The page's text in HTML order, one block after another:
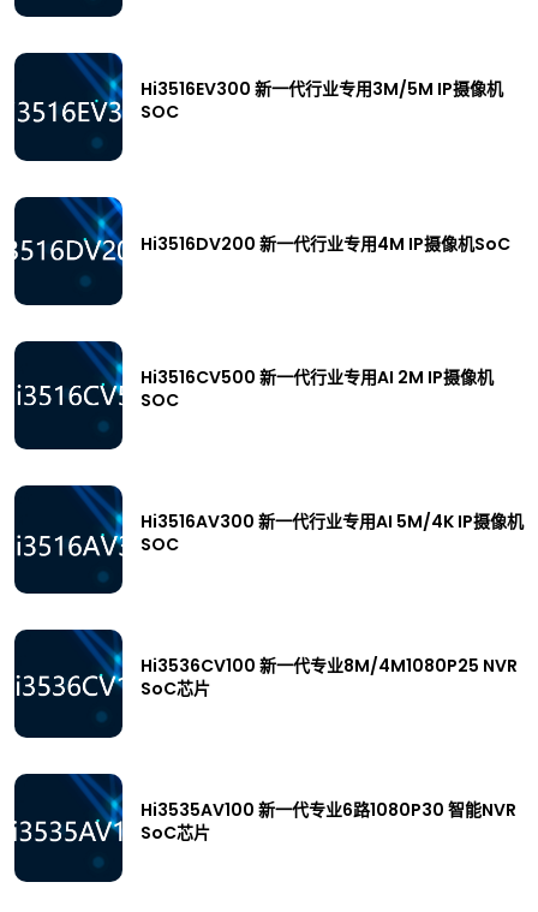
Hi3516EV300 新一代行业专用3M/5M IP摄像机
SOC
Hi3516DV200 新一代行业专用4M IP摄像机SoC
Hi3516CV500 新一代行业专用AI 2M IP摄像机
SOC
Hi3516AV300 新一代行业专用AI 5M/4K IP摄像机
SOC
Hi3536CV100 新一代专业8M/4M1080P25 NVR
SoC芯片
Hi3535AV100 新一代专业6路1080P30 智能NVR
SoC芯片